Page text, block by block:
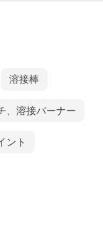
溶接棒
、溶接バーナー
ント